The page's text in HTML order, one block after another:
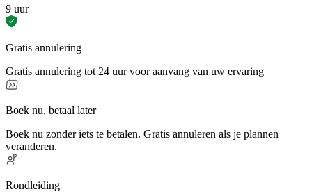
9 uur
Gratis annulering
Gratis annulering tot 24 uur voor aanvang van uw ervaring
Boek nu, betaal later
Boek nu zonder iets te betalen. Gratis annuleren als je plannen
veranderen.
Rondleiding